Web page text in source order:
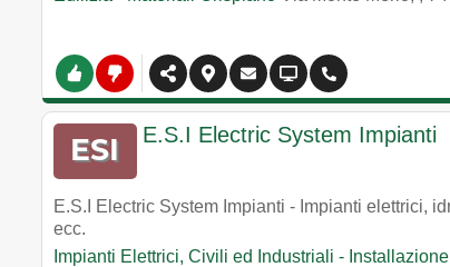
E.S.I Electric System Impianti
E.S.I Electric System Impianti - Impianti elettrici,
ecc.
Impianti Elettrici, Civili ed Industriali -